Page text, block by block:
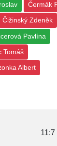
Čermák
Čižinský Zdeněk
Pavlína
Tomáš
Albert
11:7